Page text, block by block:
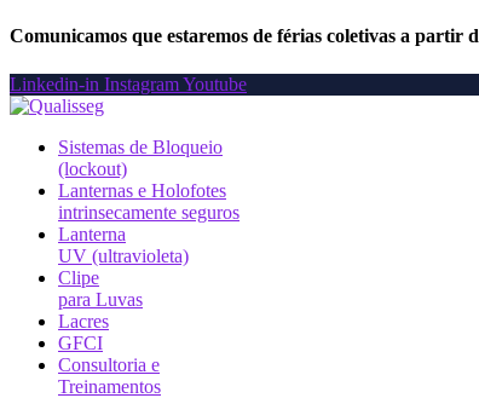
Comunicamos que estaremos de férias coletivas a partir
Linkedin-in InstagramYoutube
Sistemas de Bloqueio
(lockout)
Lanternas e Holofotes
intrinsecamente seguros
Lanterna
UV (ultravioleta)
Clipe
para Luvas
Lacres
GFCI
Consultoria e
Treinamentos